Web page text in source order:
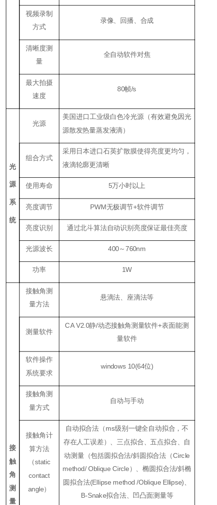
视频录制
方式
录像、回播、合成
清晰度测
量
全自动软件对焦
最大拍摄
速度
80帧/s
光
源
系
统
光源
美国进口工业级白色冷光源（有效避免因光
源散发热量蒸发液滴）
组合方式
采用日本进口石英扩散膜使得亮度更均匀，
液滴轮廓更清晰
使用寿命 5万小时以上
亮度调节 PWM无极调节+软件调节
亮度识别 通过北斗算法自动识别亮度保证最佳亮度
光源波长 400～760nm
功率 1W
接
触
角
测
量
接触角测
量方法
悬滴法、座滴法等
测量软件
CA V2.0静/动态接触角测量软件+表面能测
量软件
软件操作
系统要求
windows 10(64位)
接触角测
量方式
自动与手动
接触角计
算方法
（static
contact
angle）
自动拟合法（ms级别一键全自动拟合，不
存在人工误差）、三点拟合、五点拟合、自
动测量（包括圆拟合法/斜圆拟合法（Circle
method/ Oblique Circle）、椭圆拟合法/斜椭
圆拟合法(Ellipse method /Oblique Ellipse)、
B-Snake拟合法、凹凸面测量等